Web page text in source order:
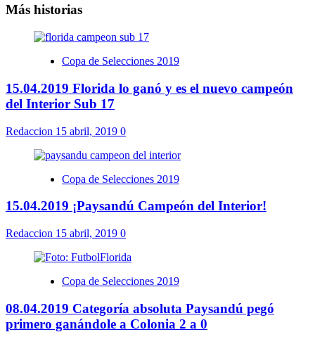
Más historias
Copa de Selecciones 2019
15.04.2019 Florida lo ganó y es el nuevo campeón
del Interior Sub 17
Redaccion 15 abril, 2019 0
Copa de Selecciones 2019
15.04.2019 ¡Paysandú Campeón del Interior!
Redaccion 15 abril, 2019 0
Copa de Selecciones 2019
08.04.2019 Categoría absoluta Paysandú pegó
primero ganándole a Colonia 2 a 0